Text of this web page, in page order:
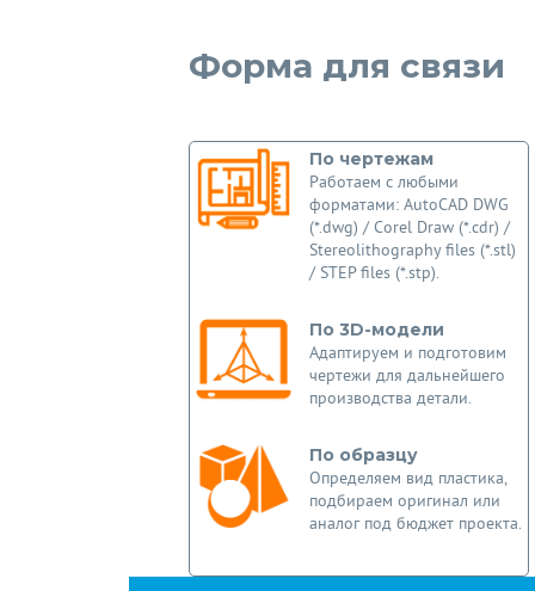
Форма для связи
По чертежам
Работаем с любыми
форматами: AutoCAD DWG
(*.dwg) / Corel Draw (*.cdr) /
Stereolithography files (*.stl)
/ STEP files (*.stp).
По 3D-модели
Адаптируем и подготовим
чертежи для дальнейшего
производства детали.
По образцу
Определяем вид пластика,
подбираем оригинал или
аналог под бюджет проекта.